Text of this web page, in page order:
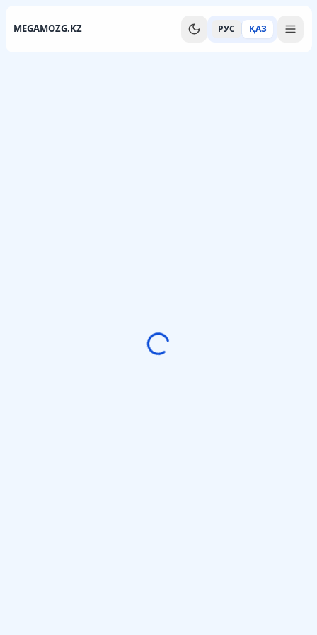
MEGAMOZG.KZ РУС ҚАЗ